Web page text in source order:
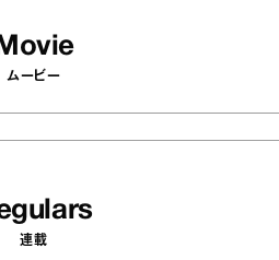
Movie
ムービー
連載